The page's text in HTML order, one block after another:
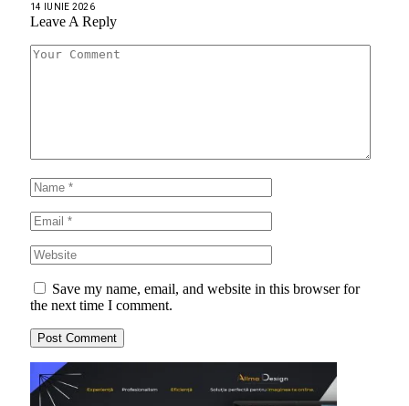
14 IUNIE 2026
Leave A Reply
Save my name, email, and website in this browser for
the next time I comment.